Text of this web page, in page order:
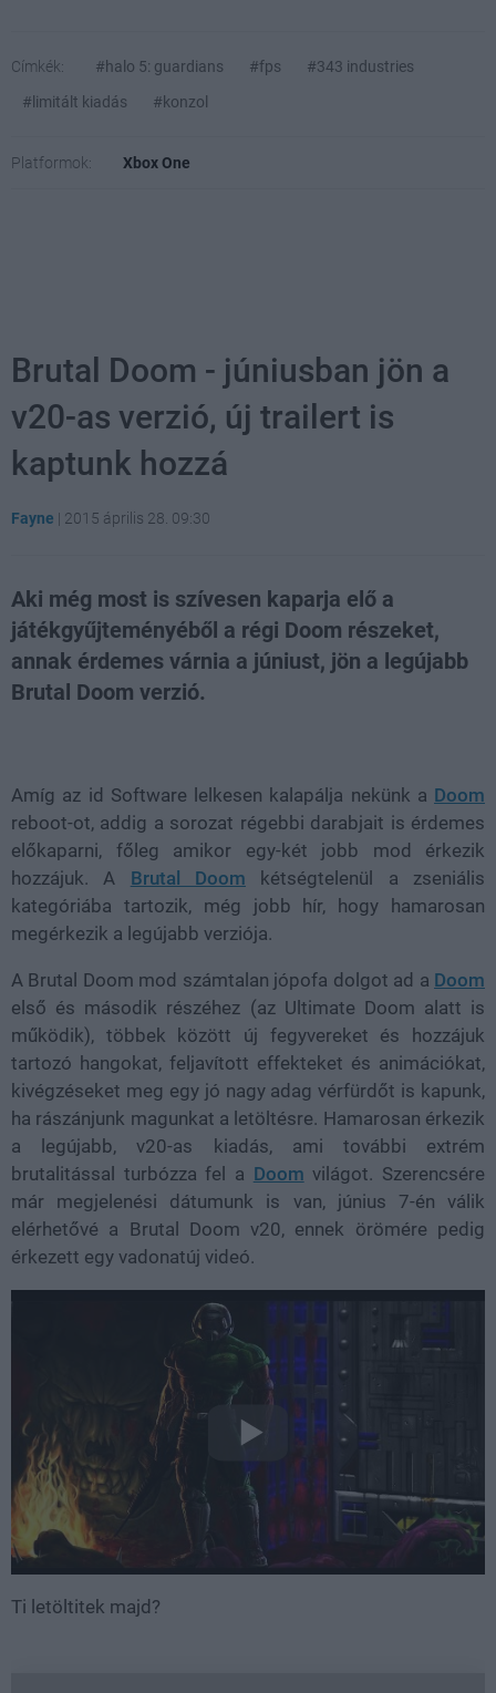
Címkék: #halo 5: guardians #fps
#343 industries
#limitált kiadás
#konzol
Platformok: Xbox One
Brutal Doom - júniusban jön a
v20-as verzió, új trailert is
kaptunk hozzá
Fayne | 2015 április 28. 09:30
Aki még most is szívesen kaparja elő a
játékgyűjteményéből a régi Doom részeket,
annak érdemes várnia a júniust, jön a legújabb
Brutal Doom verzió.
Amíg az id Software lelkesen kalapálja nekünk a Doom
reboot-ot, addig a sorozat régebbi darabjait is érdemes
előkaparni, főleg amikor egy-két jobb mod érkezik
hozzájuk. A Brutal Doom kétségtelenül a zseniális
kategóriába tartozik, még jobb hír, hogy hamarosan
megérkezik a legújabb verziója.
A Brutal Doom mod számtalan jópofa dolgot ad a Doom
első és második részéhez (az Ultimate Doom alatt is
működik), többek között új fegyvereket és hozzájuk
tartozó hangokat, feljavított effekteket és animációkat,
kivégzéseket meg egy jó nagy adag vérfürdőt is kapunk,
ha rászánjunk magunkat a letöltésre. Hamarosan érkezik
a legújabb, v20-as kiadás, ami további extrém
brutalitással turbózza fel a Doom világot. Szerencsére
már megjelenési dátumunk is van, június 7-én válik
elérhetővé a Brutal Doom v20, ennek örömére pedig
érkezett egy vadonatúj videó.
Ti letöltitek majd?